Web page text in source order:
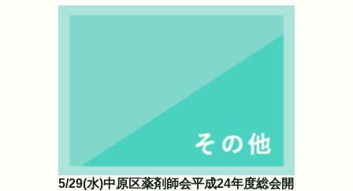
5/29(水)中原区薬剤師会平成24年度総会開